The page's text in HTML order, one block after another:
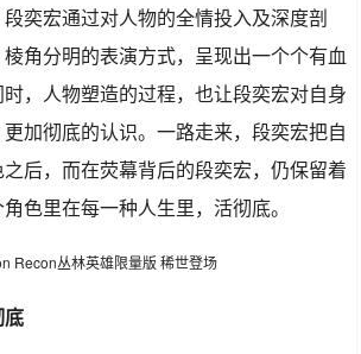
奕宏通过对人物的全情投入及深度剖
角分明的表演方式，呈现出一个个有血
，人物塑造的过程，也让段奕宏对自身
加彻底的认识。一路走来，段奕宏把自
后，而在荧幕背后的段奕宏，仍保留着
色里在每一种人生里，活彻底。
底